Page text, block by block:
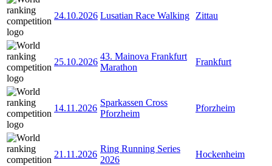
24.10.2026 Lusatian Race Walking Zittau
25.10.2026
43. Mainova Frankfurt
Marathon
Frankfurt
14.11.2026
Sparkassen Cross
Pforzheim
Pforzheim
21.11.2026
Ring Running Series
2026
Hockenheim